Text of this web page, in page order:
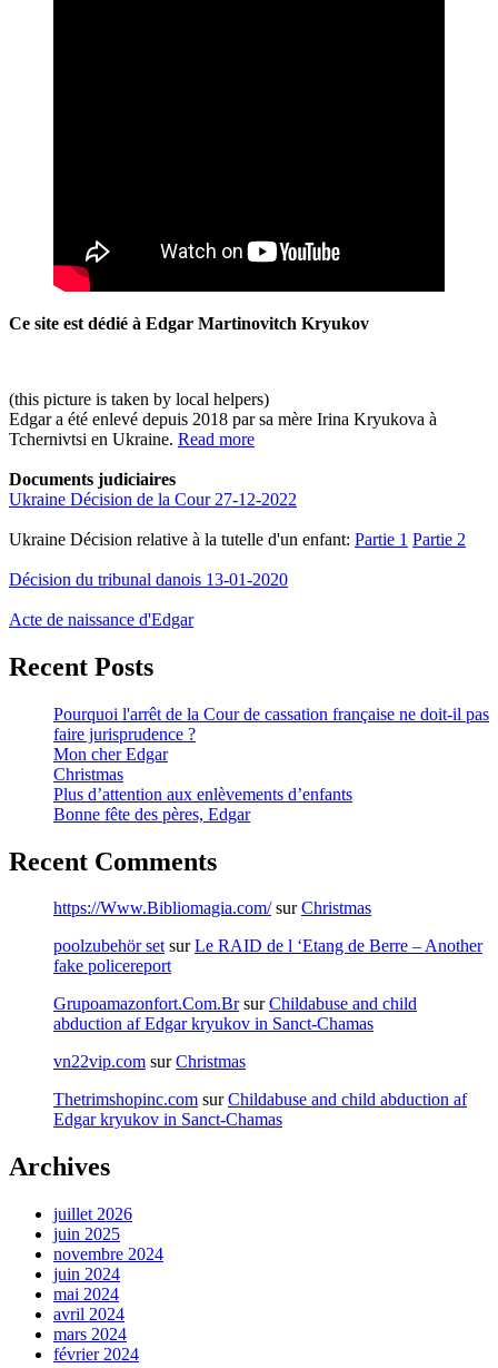
Ce site est dédié à Edgar Martinovitch Kryukov
(this picture is taken by local helpers)
Edgar a été enlevé depuis 2018 par sa mère Irina Kryukova à
Tchernivtsi en Ukraine. Read more
Documents judiciaires
Ukraine Décision de la Cour 27-12-2022
Ukraine Décision relative à la tutelle d'un enfant: Partie 1 Partie 2
Décision du tribunal danois 13-01-2020
Acte de naissance d'Edgar
Recent Posts
Pourquoi l'arrêt de la Cour de cassation française ne doit-il pas
faire jurisprudence ?
Mon cher Edgar
Christmas
Plus d’attention aux enlèvements d’enfants
Bonne fête des pères, Edgar
Recent Comments
https://Www.Bibliomagia.com/surChristmas
poolzubehör setsurLe RAID de l ‘Etang de Berre – Another
fake policereport
Grupoamazonfort.Com.BrsurChildabuse and child
abduction af Edgar kryukov in Sanct-Chamas
vn22vip.com surChristmas
Thetrimshopinc.com surChildabuse and child abduction af
Edgar kryukov in Sanct-Chamas
Archives
juillet 2026
juin 2025
novembre 2024
juin 2024
mai 2024
avril 2024
mars 2024
février 2024